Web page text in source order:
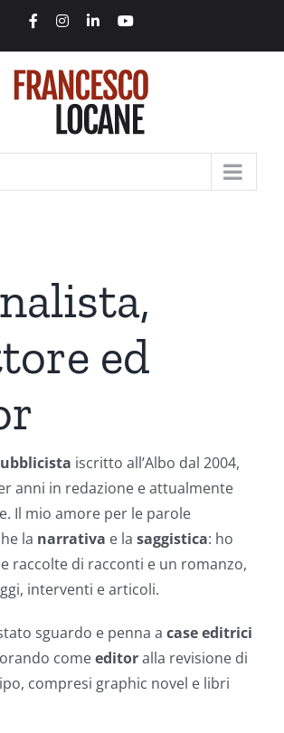
FacebookInstagram
LinkedInYouTube
ed
iscritto all’Albo dal 2004,
anni in redazione e attualmente
Il mio amore per le parole
la narrativa e la saggistica: ho
raccolte di racconti e un romanzo,
interventi e articoli.
sguardo e penna a case editrici
comeeditoralla revisione di
compresi graphic novel e libri